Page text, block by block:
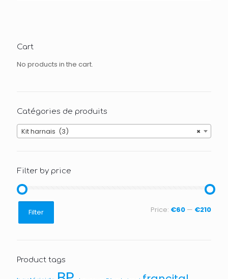
Cart
No products in the cart.
Catégories de produits
×
Kit harnais (3)
Filter by price
Min
price
Max
priceFilter Price: €60 — €210
Product tags